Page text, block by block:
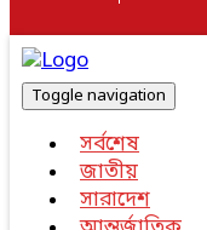
Toggle navigation
সর্বশেষ
জাতীয়
সারাদেশ